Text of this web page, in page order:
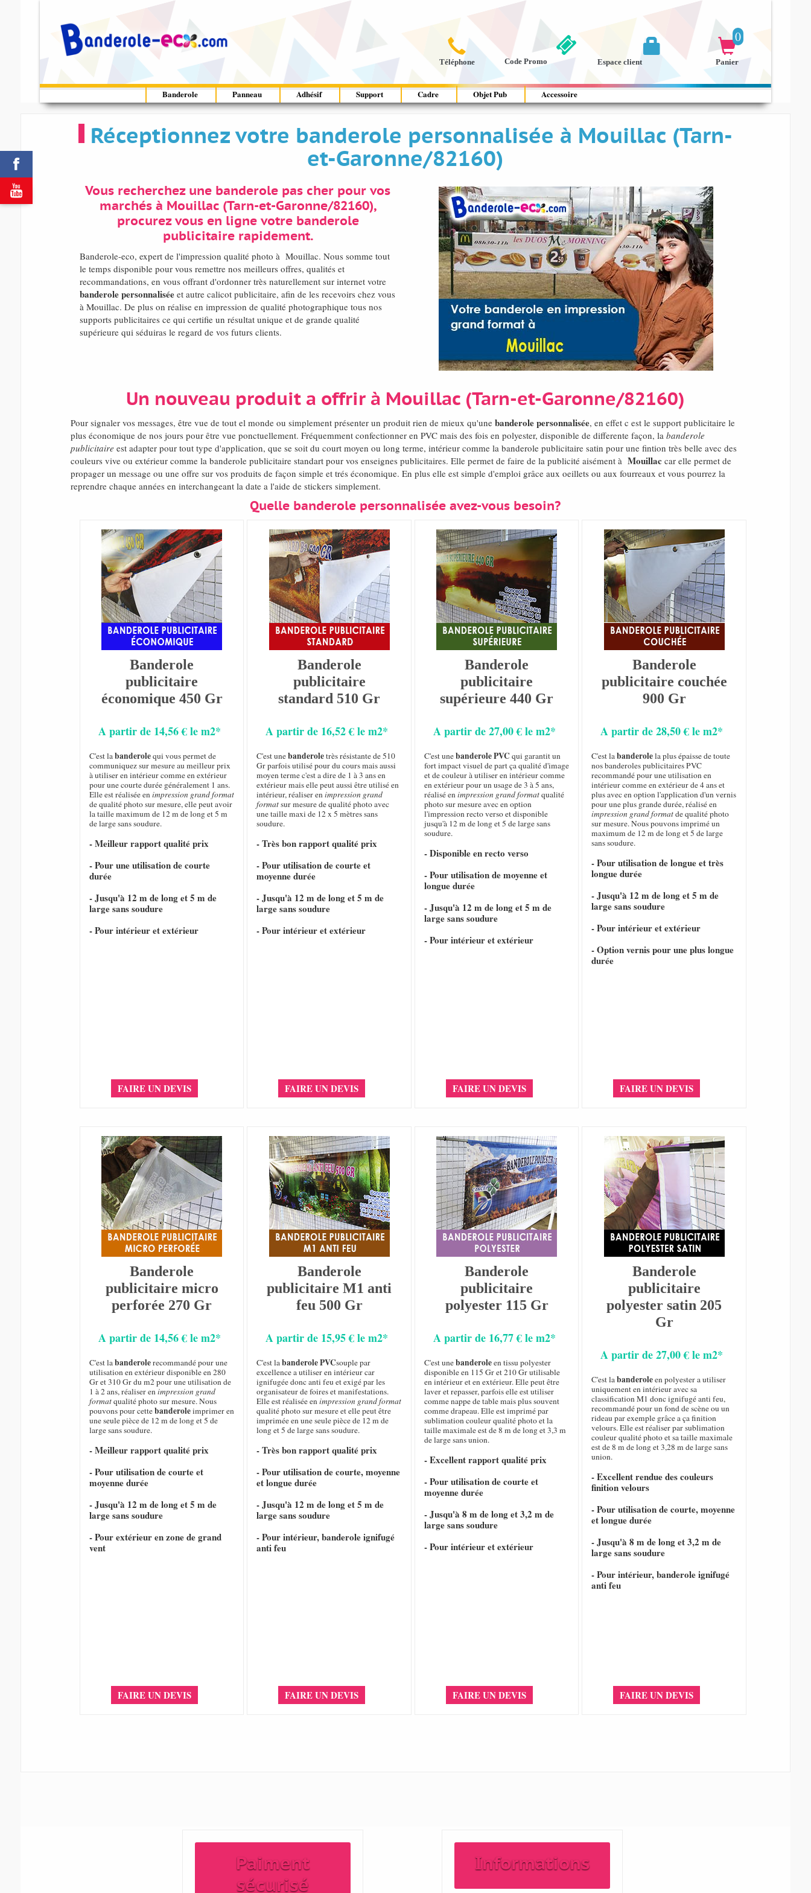



Téléphone
0

Panier

Espace client
Code Promo
Banderole Panneau Adhésif Support Cadre Objet Pub Accessoire
Réceptionnez votre banderole personnalisée à Mouillac (Tarn-
et-Garonne/82160)
Vous recherchez une banderole pas cher pour vos
marchés à Mouillac (Tarn-et-Garonne/82160),
procurez vous en ligne votre banderole
publicitaire rapidement.
Banderole-eco, expert de l'impression qualité photo à Mouillac. Nous somme tout
le temps disponible pour vous remettre nos meilleurs offres, qualités et
recommandations, en vous offrant d'ordonner très naturellement sur internet votre
banderole personnaliséeet autre calicot publicitaire, afin de les recevoirs chez vous
à Mouillac. De plus on réalise en impression de qualité photographique tous nos
supports publicitaires ce qui certifie un résultat unique et de grande qualité
supérieure qui séduiras le regard de vos futurs clients.
Un nouveau produit a offrir à Mouillac (Tarn-et-Garonne/82160)
Pour signaler vos messages, être vue de tout el monde ou simplement présenter un produit rien de mieux qu'une banderole personnalisée, en effet c est le support publicitaire le
plus économique de nos jours pour être vue ponctuellement. Fréquemment confectionner en PVC mais des fois en polyester, disponible de differente façon, la banderole
publicitaire est adapter pour tout type d'application, que se soit du court moyen ou long terme, intérieur comme la banderole publicitaire satin pour une fintion très belle avec des
couleurs vive ou extérieur comme la banderole publicitaire standart pour vos enseignes publicitaires. Elle permet de faire de la publicité aisément à Mouillaccar elle permet de
propager un message ou une offre sur vos produits de façon simple et trés économique. En plus elle est simple d'emploi grâce aux oeillets ou aux fourreaux et vous pourrez la
reprendre chaque années en interchangeant la date a l'aide de stickers simplement.
Quelle banderole personnalisée avez-vous besoin?
Banderole
publicitaire
économique 450 Gr
A partir de 14,56 € le m2*
C'est labanderolequi vous permet de
communiquez sur mesure au meilleur prix
à utiliser en intérieur comme en extérieur
pour une courte durée généralement 1 ans.
Elle est réalisée enimpression grand format
de qualité photo sur mesure, elle peut avoir
la taille maximum de 12 m de long et 5 m
de large sans soudure.
- Meilleur rapport qualité prix
- Pour une utilisation de courte
durée
- Jusqu'à 12 m de long et 5 m de
large sans soudure
- Pour intérieur et extérieur
FAIRE UN DEVIS
Banderole
publicitaire
standard 510 Gr
A partir de 16,52 € le m2*
C'est unebanderoletrès résistante de 510
Gr parfois utilisé pour du cours mais aussi
moyen terme c'est a dire de 1 à 3 ans en
extérieur mais elle peut aussi être utilisé en
intérieur, réaliser enimpression grand
formatsur mesure de qualité photo avec
une taille maxi de 12 x 5 mètres sans
soudure.
- Très bon rapport qualité prix
- Pour utilisation de courte et
moyenne durée
- Jusqu'à 12 m de long et 5 m de
large sans soudure
- Pour intérieur et extérieur
FAIRE UN DEVIS
Banderole
publicitaire
supérieure 440 Gr
A partir de 27,00 € le m2*
C'est unebanderole PVC qui garantit un
fort impact visuel de part ça qualité d'image
et de couleur à utiliser en intérieur comme
en extérieur pour un usage de 3 à 5 ans,
réalisé enimpression grand formatqualité
photo sur mesure avec en option
l'impression recto verso et disponible
jusqu'à 12 m de long et 5 de large sans
soudure.
- Disponible en recto verso
- Pour utilisation de moyenne et
longue durée
- Jusqu'à 12 m de long et 5 m de
large sans soudure
- Pour intérieur et extérieur
FAIRE UN DEVIS
Banderole
publicitaire couchée
900 Gr
A partir de 28,50 € le m2*
C'est labanderolela plus épaisse de toute
nos banderoles publicitaires PVC
recommandé pour une utilisation en
intérieur comme en extérieur de 4 ans et
plus avec en option l'application d'un vernis
pour une plus grande durée, réalisé en
impression grand formatde qualité photo
sur mesure. Nous pouvons imprimé un
maximum de 12 m de long et 5 de large
sans soudure.
- Pour utilisation de longue et très
longue durée
- Jusqu'à 12 m de long et 5 m de
large sans soudure
- Pour intérieur et extérieur
- Option vernis pour une plus longue
durée
FAIRE UN DEVIS
Banderole
publicitaire micro
perforée 270 Gr
A partir de 14,56 € le m2*
C'est labanderolerecommandé pour une
utilisation en extérieur disponible en 280
Gr et 310 Gr du m2 pour une utilisation de
1 à 2 ans, réaliser enimpression grand
formatqualité photo sur mesure. Nous
pouvons pour cettebanderoleimprimer en
une seule pièce de 12 m de long et 5 de
large sans soudure.
- Meilleur rapport qualité prix
- Pour utilisation de courte et
moyenne durée
- Jusqu'à 12 m de long et 5 m de
large sans soudure
- Pour extérieur en zone de grand
vent
FAIRE UN DEVIS
Banderole
publicitaire M1 anti
feu 500 Gr
A partir de 15,95 € le m2*
C'est labanderole PVCsouple par
excellence a utiliser en intérieur car
ignifugée donc anti feu et exigé par les
organisateur de foires et manifestations.
Elle est réalisée enimpression grand format
qualité photo sur mesure et elle peut être
imprimée en une seule pièce de 12 m de
long et 5 de large sans soudure.
- Très bon rapport qualité prix
- Pour utilisation de courte, moyenne
et longue durée
- Jusqu'à 12 m de long et 5 m de
large sans soudure
- Pour intérieur, banderole ignifugé
anti feu
FAIRE UN DEVIS
Banderole
publicitaire
polyester 115 Gr
A partir de 16,77 € le m2*
C'est unebanderoleen tissu polyester
disponible en 115 Gr et 210 Gr utilisable
en intérieur et en extérieur. Elle peut être
laver et repasser, parfois elle est utiliser
comme nappe de table mais plus souvent
comme drapeau. Elle est imprimé par
sublimation couleur qualité photo et la
taille maximale est de 8 m de long et 3,3 m
de large sans union.
- Excellent rapport qualité prix
- Pour utilisation de courte et
moyenne durée
- Jusqu'à 8 m de long et 3,2 m de
large sans soudure
- Pour intérieur et extérieur
FAIRE UN DEVIS
Banderole
publicitaire
polyester satin 205
Gr
A partir de 27,00 € le m2*
C'est labanderoleen polyester a utiliser
uniquement en intérieur avec sa
classification M1 donc ignifugé anti feu,
recommandé pour un fond de scène ou un
rideau par exemple grâce a ça finition
velours. Elle est réaliser par sublimation
couleur qualité photo et sa taille maximale
est de 8 m de long et 3,28 m de large sans
union.
- Excellent rendue des couleurs
finition velours
- Pour utilisation de courte, moyenne
et longue durée
- Jusqu'à 8 m de long et 3,2 m de
large sans soudure
- Pour intérieur, banderole ignifugé
anti feu
FAIRE UN DEVIS
Paiment
sécurisé
Informations